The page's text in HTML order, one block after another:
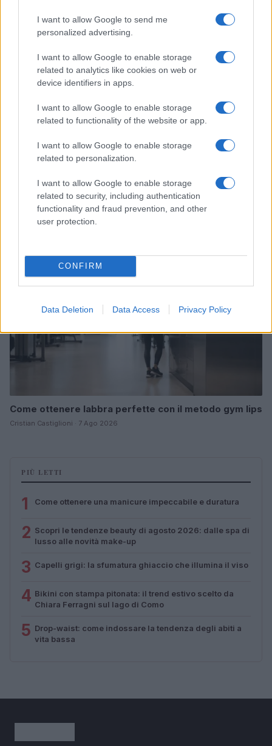
I want to allow Google to send me
personalized advertising.
I want to allow Google to enable storage
related to analytics like cookies on web or
device identifiers in apps.
I want to allow Google to enable storage
related to functionality of the website or app.
I want to allow Google to enable storage
related to personalization.
I want to allow Google to enable storage
related to security, including authentication
functionality and fraud prevention, and other
user protection.
CONFIRM
Data Deletion Data Access Privacy Policy
BELLEZZA
Milano ospita una mostra sul contrasto tra ideale e
reale nell’arte rinascimentale
Camilla Fiore · 7 Ago 2026
Come ottenere labbra perfette con il metodo gym lips
Cristian Castiglioni · 7 Ago 2026
PIÙ LETTI
1 Come ottenere una manicure impeccabile e duratura
2 Scopri le tendenze beauty di agosto 2026: dalle spa di
lusso alle novità make-up
3 Capelli grigi: la sfumatura ghiaccio che illumina il viso
4 Bikini con stampa pitonata: il trend estivo scelto da
Chiara Ferragni sul lago di Como
5 Drop-waist: come indossare la tendenza degli abiti a
vita bassa